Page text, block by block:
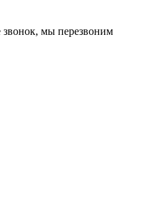
звонок, мы перезвоним